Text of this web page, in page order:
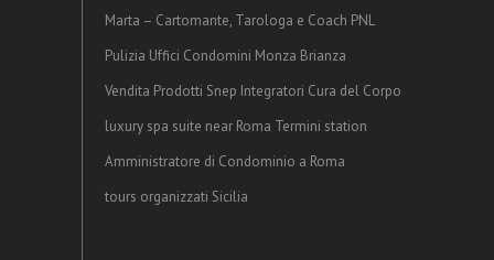
Marta – Cartomante, Tarologa e Coach PNL
Pulizia Uffici Condomini Monza Brianza
Vendita Prodotti Snep Integratori Cura del Corpo
luxury spa suite near Roma Termini station
Amministratore di Condominio a Roma
tours organizzati Sicilia